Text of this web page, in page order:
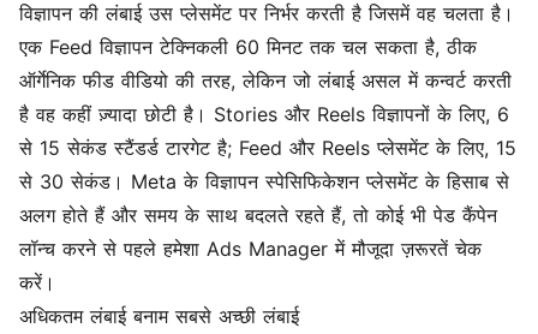
विज्ञापन की लंबाई उस प्लेसमेंट पर निर्भर करती है जिसमें वह चलता है।
एक Feed विज्ञापन टेक्निकली 60 मिनट तक चल सकता है, ठीक
ऑर्गेनिक फीड वीडियो की तरह, लेकिन जो लंबाई असल में कन्वर्ट करती
है वह कहीं ज़्यादा छोटी है। Stories और Reels विज्ञापनों के लिए, 6
से 15 सेकंड स्टैंडर्ड टारगेट है; Feed और Reels प्लेसमेंट के लिए, 15
से 30 सेकंड। Meta के विज्ञापन स्पेसिफिकेशन प्लेसमेंट के हिसाब से
अलग होते हैं और समय के साथ बदलते रहते हैं, तो कोई भी पेड कैंपेन
लॉन्च करने से पहले हमेशा Ads Manager में मौजूदा ज़रूरतें चेक
करें।
अधिकतम लंबाई बनाम सबसे अच्छी लंबाई